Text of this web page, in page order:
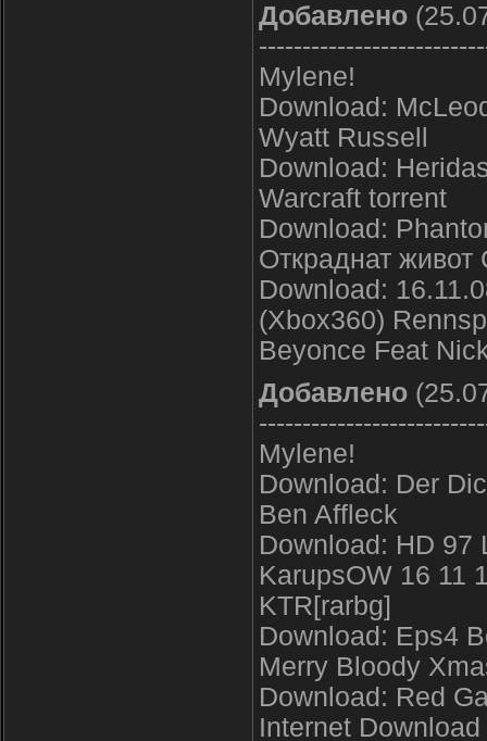
Добавлено
Mylene!
Download:
Wyatt Russell
Download:
Warcraft torrent
Download:
Откраднат
Download:
(Xbox360)
Beyonce Feat
Добавлено
Mylene!
Download: Der
Ben Affleck
Download: HD 97
KarupsOW 16 11
KTR[rarbg]
Download: Eps4
Merry Bloody
Download: Red
Internet